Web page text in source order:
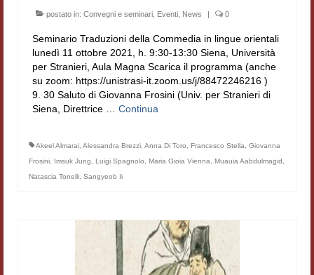
Corpus Rhythmorum Musicum
Epistolografia
Comparatistica
Semicerchio
Lexicon
ALIM
Lo studium aretino del ‘200
DIGIMED
postato in: Convegni e seminari Eventi News | 0
Seminario Traduzioni della Commedia in lingue orientali
lunedì 11 ottobre 2021, h. 9:30-13:30 Siena, Università
per Stranieri, Aula Magna Scarica il programma (anche
su zoom: https://unistrasi-it.zoom.us/j/88472246216 )
9. 30 Saluto di Giovanna Frosini (Univ. per Stranieri di
Siena, Direttrice … Continua
Akeel Almarai Alessandra Brezzi Anna Di Toro Francesco Stella
Giovanna
Frosini
Imsuk Jung Luigi Spagnolo Maria Gioia Vienna Muauia Aabdulmagid
Natascia Tonelli Sangyeob Ii